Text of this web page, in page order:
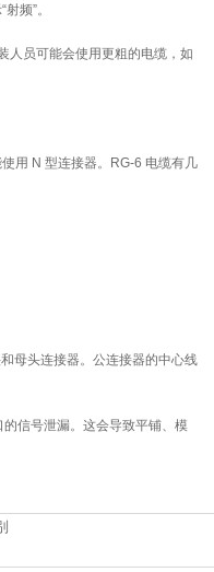
频”。
人员可能会使用更粗的电缆，如
用 N 型连接器。RG-6 电缆有几
母头连接器。公连接器的中心线
信号泄漏。这会导致平铺、模